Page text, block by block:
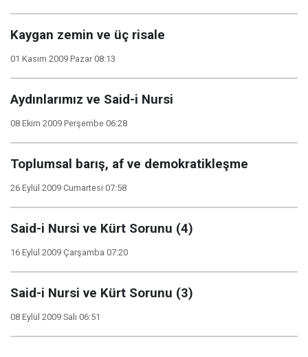
Kaygan zemin ve üç risale
01 Kasım 2009 Pazar 08:13
Aydınlarımız ve Said-i Nursi
08 Ekim 2009 Perşembe 06:28
Toplumsal barış, af ve demokratikleşme
26 Eylül 2009 Cumartesi 07:58
Said-i Nursi ve Kürt Sorunu (4)
16 Eylül 2009 Çarşamba 07:20
Said-i Nursi ve Kürt Sorunu (3)
08 Eylül 2009 Salı 06:51